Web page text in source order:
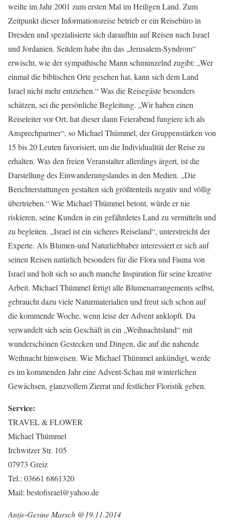
weilte im Jahr 2001 zum ersten Mal im Heiligen Land. Zum
Zeitpunkt dieser Informationsreise betrieb er ein Reisebüro in
Dresden und spezialisierte sich daraufhin auf Reisen nach Israel
und Jordanien. Seitdem habe ihn das „Jerusalem-Syndrom“
erwischt, wie der sympathische Mann schmunzelnd zugibt: „Wer
einmal die biblischen Orte gesehen hat, kann sich dem Land
Israel nicht mehr entziehen.“ Was die Reisegäste besonders
schätzen, sei die persönliche Begleitung. „Wir haben einen
Reiseleiter vor Ort; hat dieser dann Feierabend fungiere ich als
Ansprechpartner“, so Michael Thümmel, der Gruppenstärken von
15 bis 20 Leuten favorisiert, um die Individualität der Reise zu
erhalten. Was den freien Veranstalter allerdings ärgert, ist die
Darstellung des Einwanderungslandes in den Medien. „Die
Berichterstattungen gestalten sich größtenteils negativ und völlig
übertrieben.“ Wie Michael Thümmel betont, würde er nie
riskieren, seine Kunden in ein gefährdetes Land zu vermitteln und
zu begleiten. „Israel ist ein sicheres Reiseland“, unterstreicht der
Experte. Als Blumen-und Naturliebhaber interessiert er sich auf
seinen Reisen natürlich besonders für die Flora und Fauna von
Israel und holt sich so auch manche Inspiration für seine kreative
Arbeit. Michael Thümmel fertigt alle Blumenarrangements selbst,
gebraucht dazu viele Naturmaterialien und freut sich schon auf
die kommende Woche, wenn leise der Advent anklopft. Da
verwandelt sich sein Geschäft in ein „Weihnachtsland“ mit
wunderschönen Gestecken und Dingen, die auf die nahende
Weihnacht hinweisen. Wie Michael Thümmel ankündigt, werde
es im kommenden Jahr eine Advent-Schau mit winterlichen
Gewächsen, glanzvollem Zierrat und festlicher Floristik geben.
Service:
TRAVEL & FLOWER
Michael Thümmel
Irchwitzer Str. 105
07973 Greiz
Tel.: 03661 6861320
Mail: bestofisrael@yahoo.de
Antje-Gesine Marsch @19.11.2014